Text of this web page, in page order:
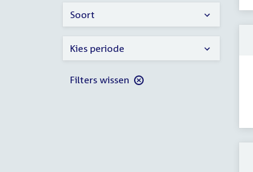
Soort
Kies periode
Filters wissen